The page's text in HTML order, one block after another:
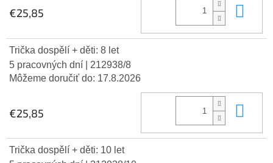
€25,85
Trička dospělí + děti: 8 let
5 pracovných dní
| 212938/8
Môžeme doručiť do: 17.8.2026
€25,85
Trička dospělí + děti: 10 let